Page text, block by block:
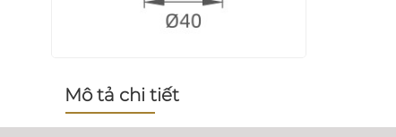
Mô tả chi tiết